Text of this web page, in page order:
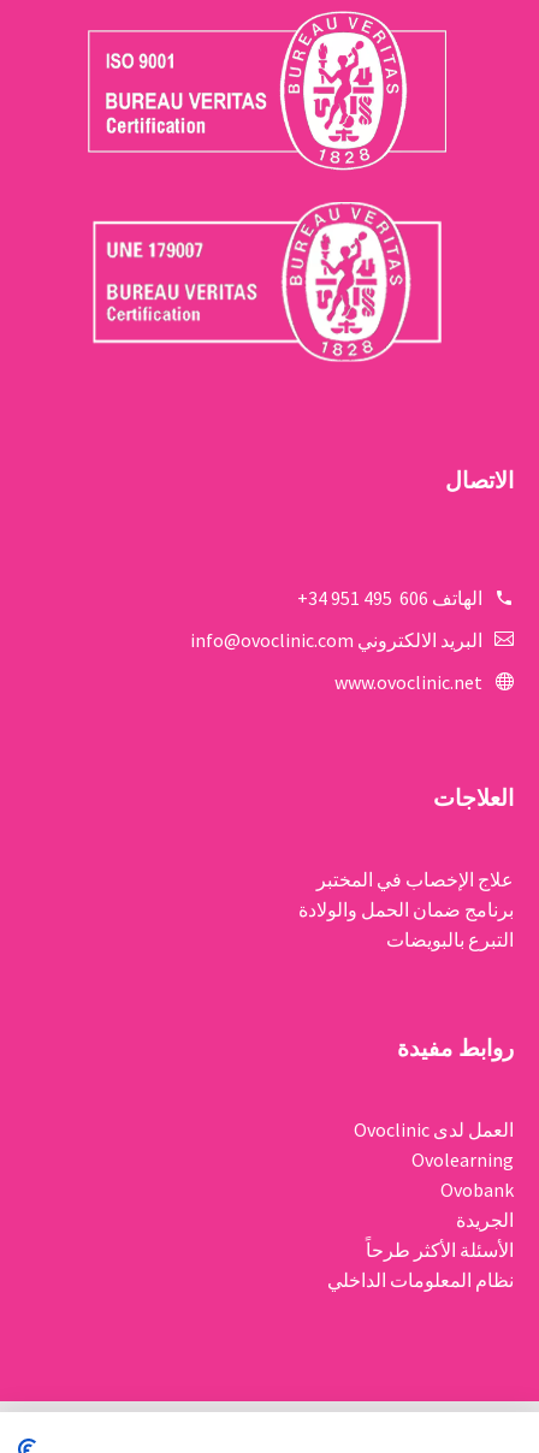
الاتصال
الهاتف 606 495 951 34+
البريد الالكتروني info@ovoclinic.com
www.ovoclinic.net
العلاجات
علاج الإخصاب في المختبر
برنامج ضمان الحمل والولادة
التبرع بالبويضات
روابط مفيدة
العمل لدى Ovoclinic
Ovolearning
Ovobank
الجريدة
الأسئلة الأكثر طرحاً
نظام المعلومات الداخلي